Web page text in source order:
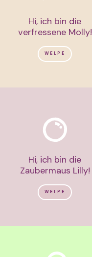
Hi, ich bin die
verfressene Molly!
WELPE
Hi, ich bin die
Zaubermaus Lilly!
WELPE